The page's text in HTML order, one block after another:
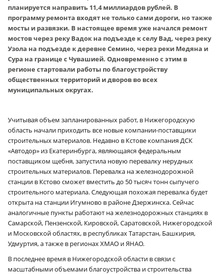
планируется направить 11,4 миллиардов рублей. В
программу ремонта входят не только сами дороги, но также
мосты и развязки. В настоящее время уже начался ремонт
мостов через реку Вадок на подъезде к селу Вад, через реку
Узола на подъезде к деревне Семино, через реки Медяна и
Сура на границе с Чувашией. Одновременно с этим в
регионе стартовали работы по благоустройству
общественных территорий и дворов во всех
муниципальных округах.
Учитывая объем запланированных работ, в Нижегородскую
область начали приходить все новые компании-поставщики
строительных материалов. Недавно в Кстове компания ДСК
«Автодор» из Екатеринбурга, являющаяся федеральным
поставщиком щебня, запустила новую перевалку нерудных
строительных материалов. Перевалка на железнодорожной
станции в Кстово сможет вместить до 50 тысяч тонн сыпучего
строительного материала. Следующая похожая перевалка будет
открыта на станции Игумново в районе Дзержинска. Сейчас
аналогичные пункты работают на железнодорожных станциях в
Самарской, Пензенской, Кировской, Саратовской, Нижегородской
и Московской областях, в республиках Татарстан, Башкирия,
Удмуртия, а также в регионах ХМАО и ЯНАО.
В последнее время в Нижегородской области в связи с
масштабными объемами благоустройства и строительства